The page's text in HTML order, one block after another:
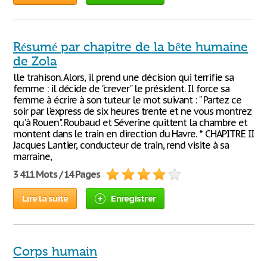
Résumé par chapitre de la bête humaine
de Zola
lle trahison. Alors, il prend une décision qui terrifie sa
femme : il décide de "crever" le président. Il force sa
femme à écrire à son tuteur le mot suivant : " Partez ce
soir par l'express de six heures trente et ne vous montrez
qu'à Rouen". Roubaud et Séverine quittent la chambre et
montent dans le train en direction du Havre. * CHAPITRE II
Jacques Lantier, conducteur de train, rend visite à sa
marraine,
3 411 Mots / 14 Pages
Lire la suite Enregistrer
Corps humain